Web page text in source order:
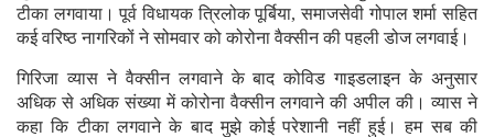
टीका लगवाया। पूर्व विधायक त्रिलोक पूर्बिया, समाजसेवी गोपाल शर्मा सहित
कई वरिष्ठ नागरिकों ने सोमवार को कोरोना वैक्सीन की पहली डोज लगवाई।
गिरिजा व्यास ने वैक्सीन लगवाने के बाद कोविड गाइडलाइन के अनुसार
अधिक से अधिक संख्या में कोरोना वैक्सीन लगवाने की अपील की। व्यास ने
कहा कि टीका लगवाने के बाद मुझे कोई परेशानी नहीं हुई। हम सब की